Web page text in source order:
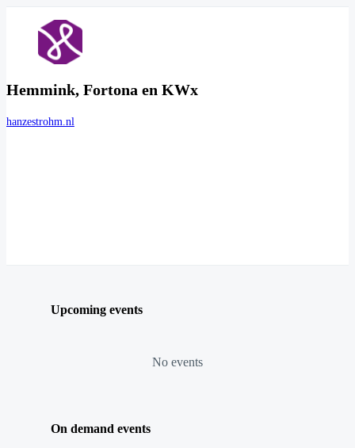
Hemmink, Fortona en KWx
hanzestrohm.nl
Upcoming events
No events
On demand events